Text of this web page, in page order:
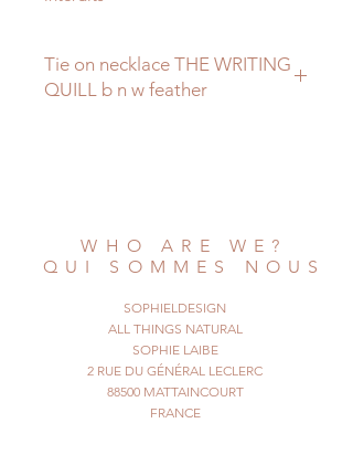
Tie on necklace THE WRITING
QUILL b n w feather
The necklace can be adjusted to any
size,
as it's a simple thread of black
waxed cotton.
The feather was not treated or
dyed, it's naturally
this way.
Take the writing quill...
WHO ARE WE?
QUI SOMMES NOUS
SOPHIELDESIGN
ALL THINGS NATURAL
SOPHIE LAIBE
2 RUE DU GÉNÉRAL LECLERC
88500 MATTAINCOURT
FRANCE